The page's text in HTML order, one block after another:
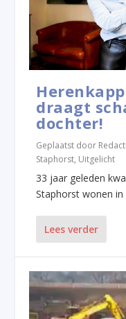
draagt
dochter!
Geplaatst door
Staphorst, Uitgelicht
33 jaar geleden
Staphorst wonen
Lees verder